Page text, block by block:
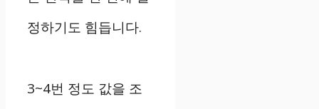
정하기도 힘듭니다.
3~4번 정도 값을 조